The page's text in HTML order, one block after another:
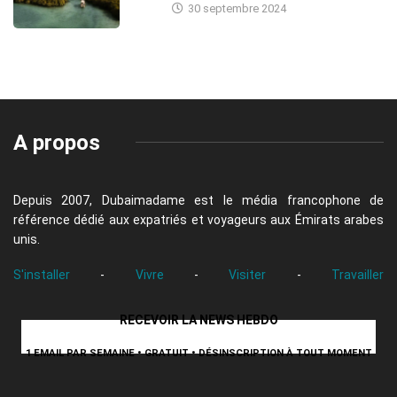
30 septembre 2024
A propos
Depuis 2007, Dubaimadame est le média francophone de
référence dédié aux expatriés et voyageurs aux Émirats arabes
unis.
S'installer - Vivre - Visiter - Travailler
RECEVOIR LA NEWS HEBDO
1 EMAIL PAR SEMAINE • GRATUIT • DÉSINSCRIPTION À TOUT MOMENT